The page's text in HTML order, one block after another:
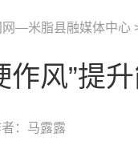
网—米脂县融媒体中心
作风”提
：马露露